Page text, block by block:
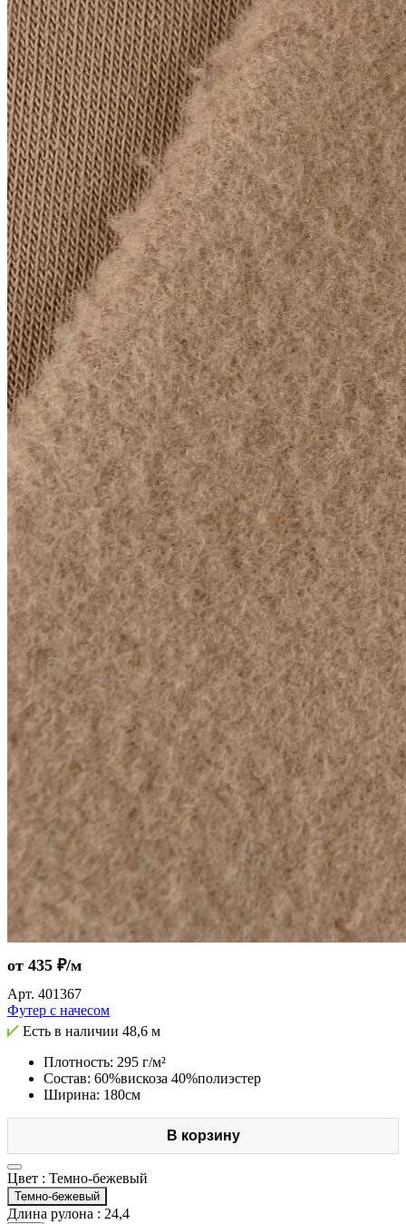
от 435 ₽/м
Арт. 401367
Футер с начесом
Есть в наличии 48,6 м
Плотность: 295 г/м²
Состав: 60%вискоза 40%полиэстер
Ширина: 180см
В корзину
Цвет : Темно-бежевый
Темно-бежевый
Длина рулона : 24,4